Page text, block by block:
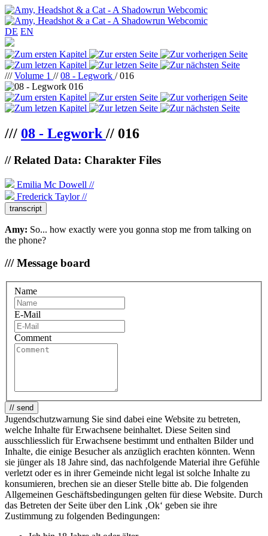
DE EN
///Volume 1 //08 - Legwork / 016
/// 08 - Legwork // 016
// Related Data: Charakter Files
Emilia Mc Dowell //
Frederick Taylor //
transcript
Amy: So... how exactly were you gonna stop me from talking on
the phone?
/// Message board
Name
E-Mail
Comment
// send
Jugendschutzwarnung Sie sind dabei eine Website zu betreten,
welche Inhalte für Erwachsene beinhaltet. Diese Seiten sind
ausschliesslich für Erwachsene bestimmt und enthalten Bilder und
Inhalte, die einige Besucher als anzüglich erachten könnten. Wenn
sie jünger als 18 Jahre sind, das nachfolgende Material ihre Gefühle
verletzt oder es in ihrer Gemeinde nicht legal ist solche Inhalte zu
konsumieren, brechen sie an dieser Stelle bitte ab. Die folgenden
Allgemeinen Geschäftsbedingungen gelten für diese Website. Durch
das Betreten der Seite über den Link ‚Ok‘ geben sie ihre
Zustimmung zu folgenden Bedingungen: